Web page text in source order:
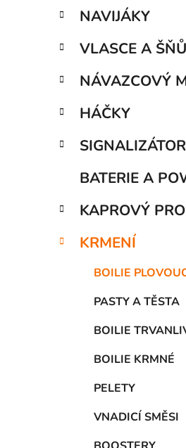
n
n
í
p
n
l
i
NAVIJÁKY
VLASCE A
NÁVAZCOVÝ
HÁČKY
BATERIE A
KAPROVÝ
KRMENÍ
BOILIE
PASTY A TĚSTA
BOILIE
BOILIE KRMNÉ
PELETY
VNADICÍ SMĚSI